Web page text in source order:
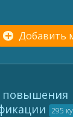
Добавить
повышения
295